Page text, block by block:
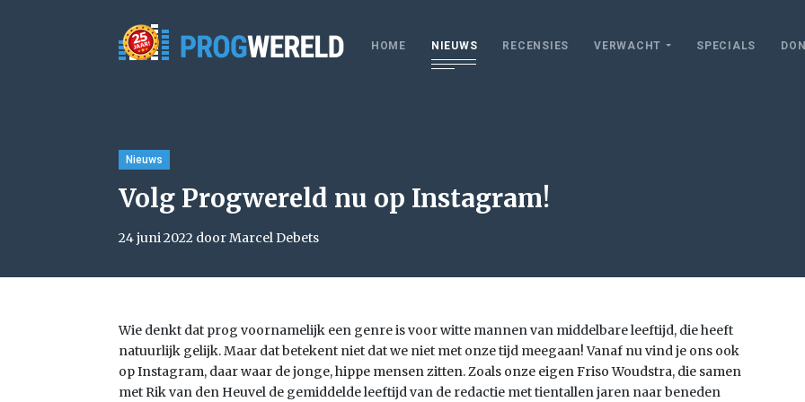
HOME NIEUWS RECENSIES VERWACHT SPECIALS
Nieuws
Volg Progwereld nu op Instagram!
24 juni 2022 door Marcel Debets
Wie denkt dat prog voornamelijk een genre is voor witte mannen van middelbare leeftijd, die heeft
natuurlijk gelijk. Maar dat betekent niet dat we niet met onze tijd meegaan! Vanaf nu vind je ons ook
op Instagram, daar waar de jonge, hippe mensen zitten. Zoals onze eigen Friso Woudstra, die samen
met Rik van den Heuvel de gemiddelde leeftijd van de redactie met tientallen jaren naar beneden